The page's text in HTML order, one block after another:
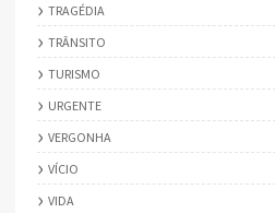
TRAGÉDIA
TRÂNSITO
TURISMO
URGENTE
VERGONHA
VÍCIO
VIDA